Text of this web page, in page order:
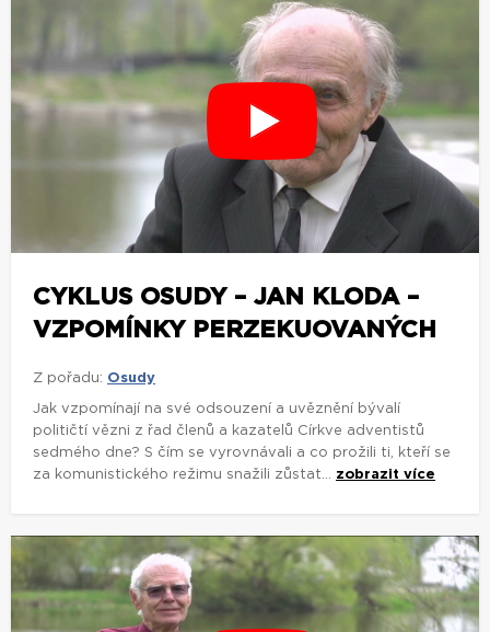
CYKLUS OSUDY – JAN KLODA –
VZPOMÍNKY PERZEKUOVANÝCH
Z pořadu: Osudy
Jak vzpomínají na své odsouzení a uvěznění bývalí
političtí vězni z řad členů a kazatelů Církve adventistů
sedmého dne? S čím se vyrovnávali a co prožili ti, kteří se
za komunistického režimu snažili zůstat... zobrazit více